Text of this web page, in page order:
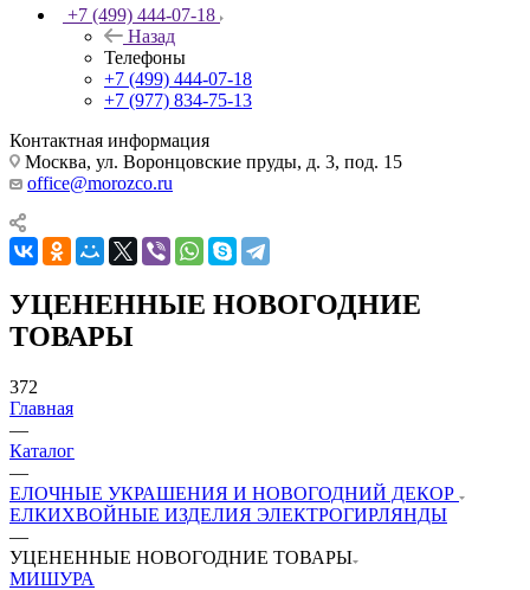
+7 (499) 444-07-18
Назад
Телефоны
+7 (499) 444-07-18
+7 (977) 834-75-13
Контактная информация
Москва, ул. Воронцовские пруды, д. 3, под. 15
office@morozco.ru
УЦЕНЕННЫЕ НОВОГОДНИЕ
ТОВАРЫ
372
Главная
—
Каталог
—
ЕЛОЧНЫЕ УКРАШЕНИЯ И НОВОГОДНИЙ ДЕКОР
ЕЛКИХВОЙНЫЕ ИЗДЕЛИЯ ЭЛЕКТРОГИРЛЯНДЫ
—
УЦЕНЕННЫЕ НОВОГОДНИЕ ТОВАРЫ
МИШУРА